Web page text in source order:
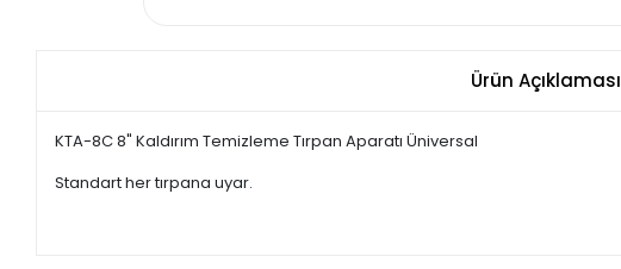
Ürün Açıklaması
KTA-8C 8" Kaldırım Temizleme Tırpan Aparatı Üniversal
Standart her tırpana uyar.